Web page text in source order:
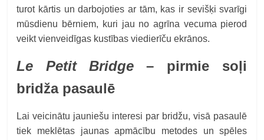
turot kārtis un darbojoties ar tām, kas ir sevišķi svarīgi
mūsdienu bērniem, kuri jau no agrīna vecuma pierod
veikt vienveidīgas kustības viedierīču ekrānos.
Le Petit Bridge– pirmie soļi
bridža pasaulē
Lai veicinātu jauniešu interesi par bridžu, visā pasaulē
tiek meklētas jaunas apmācību metodes un spēles